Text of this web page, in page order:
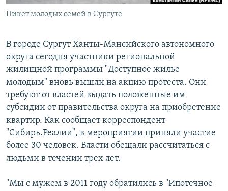
Пикет молодых семей в Сургуте
В городе Сургут Ханты-Мансийского автономного
округа сегодня участники региональной
жилищной программы "Доступное жилье
молодым" вновь вышли на акцию протеста. Они
требуют от властей выдать положенные им
субсидии от правительства округа на приобретение
квартир. Как сообщает корреспондент
"Сибирь.Реалии", в мероприятии приняли участие
более 30 человек. Власти обещали рассчитаться с
людьми в течении трех лет.
"Мы с мужем в 2011 году обратились в "Ипотечное